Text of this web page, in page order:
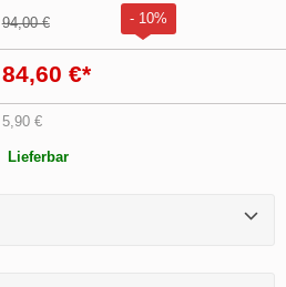
94,00 € - 10%
84,60 €*
5,90 €
Lieferbar